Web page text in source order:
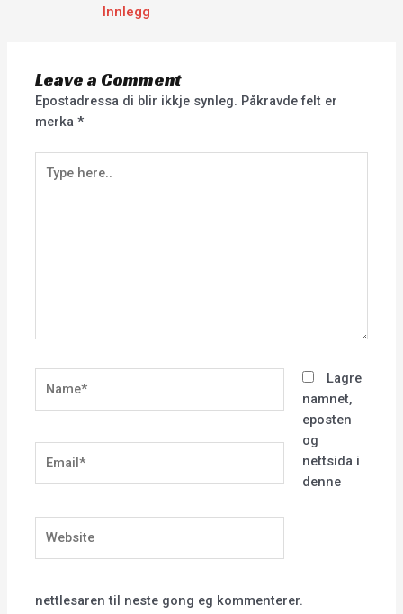
Innlegg
Leave a Comment
Epostadressa di blir ikkje synleg. Påkravde felt er
merka*
here..
Lagre
namnet,
eposten
og
nettsida i
denne
nettlesaren til neste gong eg kommenterer.